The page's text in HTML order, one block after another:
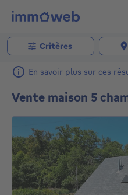
Critères
En savoir plus sur ces
Vente maison 5